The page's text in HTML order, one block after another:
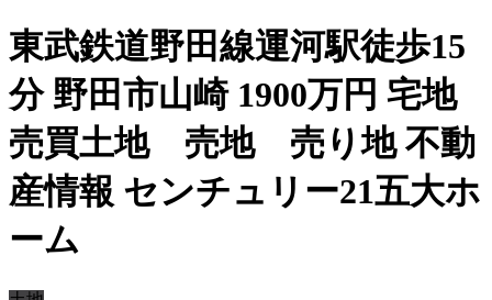
東武鉄道野田線運河駅徒歩15
分 野田市山崎 1900万円 宅地
売買土地 売地 売り地 不動
産情報 センチュリー21五大ホ
ーム